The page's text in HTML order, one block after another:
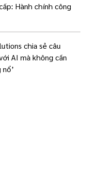
Hành chính công
chia sẻ câu
AI mà không cần